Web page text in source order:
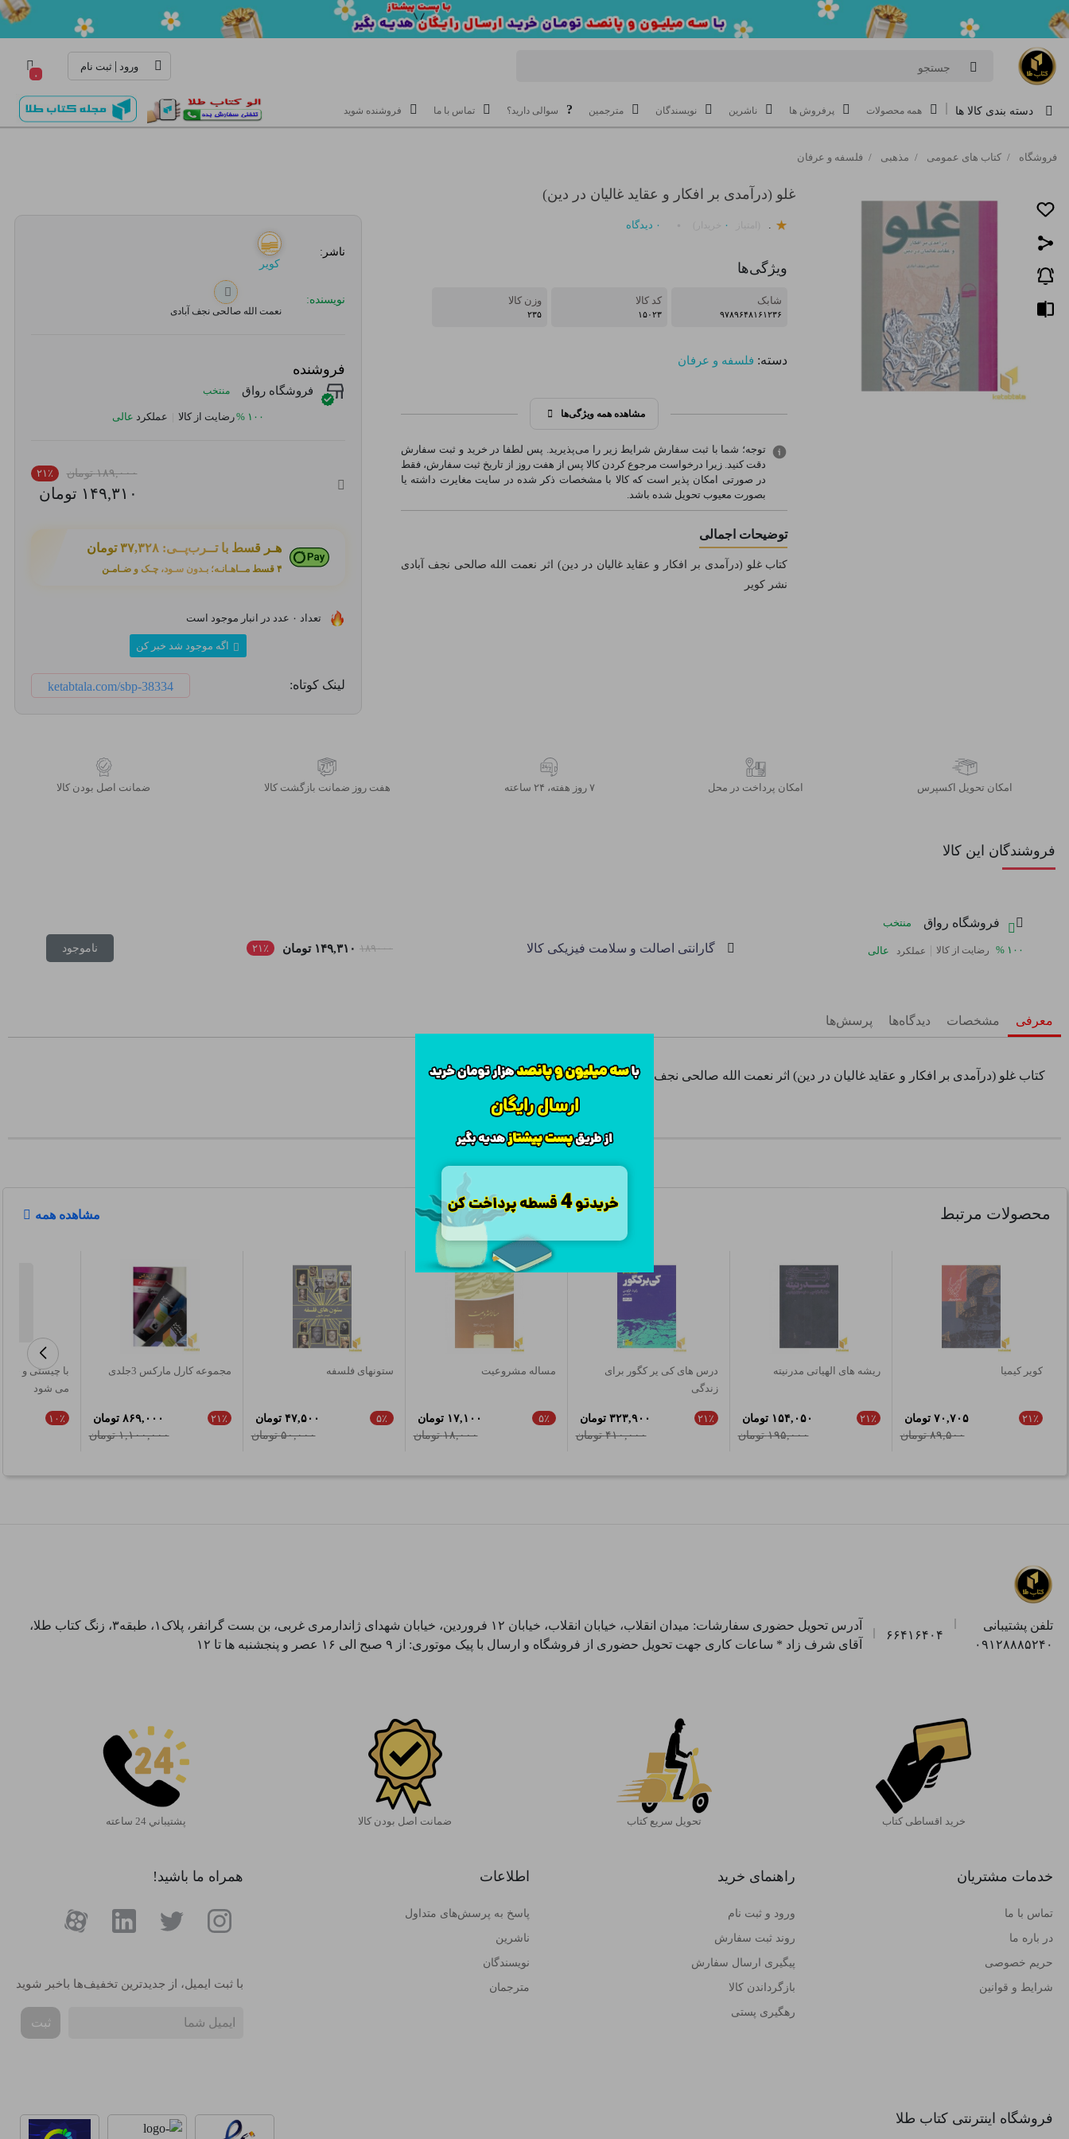
جستجو ورود | ثبت نام
۰
دسته بندی کالا ها همه محصولات پرفروش ها ناشرین نویسندگان مترجمین سوالی دارید؟ تماس با ما فروشنده شوید
فروشگاه / کتاب های عمومی / مذهبی / فلسفه و عرفان
غلو (درآمدی بر افکار و عقاید غالیان در دین)
۰ ۰ دیدگاه
ویژگی‌ها
شابک
۹۷۸۹۶۴۸۱۶۱۲۳۶
کد کالا
۱۵۰۲۳
وزن کالا
۲۳۵
دسته: فلسفه و عرفان
مشاهده همه ویژگی‌ها
توجه؛ شما با ثبت سفارش شرایط زیر را می‌پذیرید. پس لطفا در خرید و ثبت سفارش
دقت کنید. زیرا درخواست مرجوع کردن کالا پس از هفت روز از تاریخ ثبت سفارش، فقط
در صورتی امکان پذیر است که کالا با مشخصات ذکر شده در سایت مغایرت داشته یا
بصورت معيوب تحویل شده باشد.
توضیحات اجمالی
کتاب غلو (درآمدی بر افکار و عقاید غالیان در دین) اثر نعمت الله صالحی نجف‌ آبادی
نشر کویر
ناشر:
کویر
نویسنده:
نعمت الله صالحی نجف آبادی
فروشنده
فروشگاه رواق منتخب
۱۰۰ %رضایت از کالا عملکرد عالی
۱۸۹,۰۰۰ تومان ۲۱٪
۱۴۹,۳۱۰ تومان
هـر قسط با تــرب‌پــی: ۳۷,۳۲۸ تومان
۴ قسط مــاهـانـه؛ بـدون سـود، چـک و ضـامـن
تعداد ۰ عدد در انبار موجود است
اگه موجود شد خبر کن
لینک کوتاه: ketabtala.com/sbp-38334
اﻣﮑﺎن ﺗﺤﻮﯾﻞ اﮐﺴﭙﺮس امکان پرداخت در محل ۷ روز ﻫﻔﺘﻪ، ۲۴ ﺳﺎﻋﺘﻪ هفت روز ضمانت بازگشت کالا ﺿﻤﺎﻧﺖ اﺻﻞ ﺑﻮدن ﮐﺎﻟﺎ
فروشندگان این کالا
فروشگاه رواق منتخب
۱۰۰ % رضایت از کالا | عملکرد عالی گارانتی اصالت و سلامت فیزیکی کالا ۱۸۹۰۰۰ ۱۴۹,۳۱۰ تومان ۲۱٪ ناموجود
معرفی مشخصات دیدگاه‌ها پرسش‌ها
کتاب غلو (درآمدی بر افکار و عقاید غالیان در دین) اثر نعمت الله صالحی نجف‌ آبادی نشر کویر
محصولات مرتبط مشاهده همه
کویر کیمیا
۲۱٪
۷۰,۷۰۵ تومان
۸۹,۵۰۰ تومان
ریشه های الهیاتی مدرنیته
۲۱٪
۱۵۴,۰۵۰ تومان
۱۹۵,۰۰۰ تومان
درس های کی یر کگور برای
زندگی
۲۱٪
۳۲۳,۹۰۰ تومان
۴۱۰,۰۰۰ تومان
مساله مشروعیت
۵٪
۱۷,۱۰۰ تومان
۱۸,۰۰۰ تومان
ستونهای فلسفه
۵٪
۴۷,۵۰۰ تومان
۵۰,۰۰۰ تومان
مجموعه کارل مارکس 3جلدی
۲۱٪
۸۶۹,۰۰۰ تومان
۱,۱۰۰,۰۰۰ تومان
با چیستی و
می شود
۱۰٪
تلفن پشتیبانی
۰۹۱۲۸۸۸۵۲۴۰
۶۶۴۱۶۴۰۴
آدرس تحویل حضوری سفارشات: میدان انقلاب، خیابان انقلاب، خیابان ۱۲ فروردین، خیابان شهدای ژاندارمری غربی، بن بست گرانفر، پلاک۱، طبقه۳، زنگ کتاب طلا،
آقای شرف زاد * ساعات کاری جهت تحویل حضوری از فروشگاه و ارسال با پیک موتوری: از ۹ صبح الی ۱۶ عصر و پنجشنبه ها تا ۱۲
خرید اقساطی کتاب تحویل سریع کتاب
سفارش خود را ثبت کرده و 1 ساعت بعد بصورت حضوری از آدرس تحویل حضوری سفارش خود را
ضمانت اصل بودن کالا پشتيباني 24 ساعته
خدمات مشتریان
تماس با ما
در باره ما
حریم خصوصی
شرایط و قوانین
راهنمای خرید
ورود و ثبت نام
روند ثبت سفارش
پیگیری ارسال سفارش
بازگرداندن کالا
رهگیری پستی
اطلاعات
پاسخ به پرسش‌های متداول
ناشرین
نویسندگان
مترجمان
همراه ما باشید!
با ثبت ایمیل، از جدید‌ترین تخفیف‌ها با‌خبر شوید
ثبت
فروشگاه اینترنتی کتاب طلا